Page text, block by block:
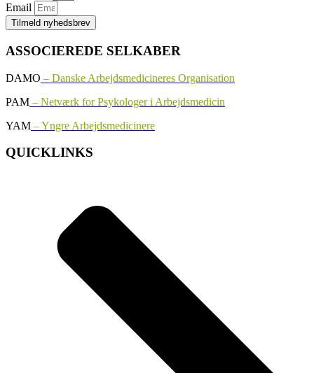
Email
Tilmeld nyhedsbrev
ASSOCIEREDE SELKABER
DAMO – Danske Arbejdsmedicineres Organisation
PAM – Netværk for Psykologer i Arbejdsmedicin
YAM – Yngre Arbejdsmedicinere
QUICKLINKS